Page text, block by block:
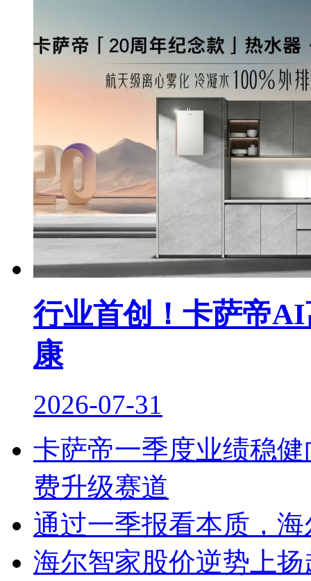
行业首创！卡萨帝
康
2026-07-31
卡萨帝一季度业绩稳
费升级赛道
通过一季报看本质，
海尔智家股价逆势上